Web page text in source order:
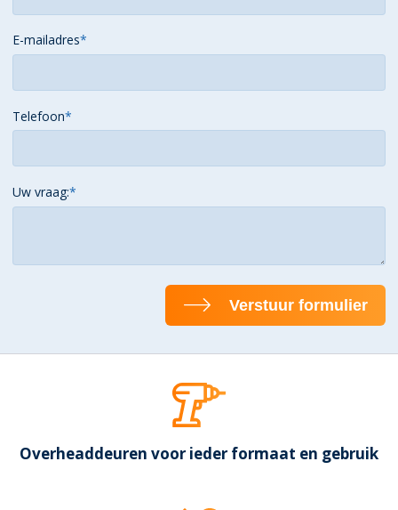
E-mailadres*
Telefoon*
Uw vraag:*
Verstuur formulier
Overheaddeuren voor ieder formaat en gebruik